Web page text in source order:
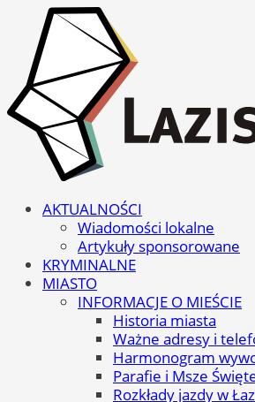
AKTUALNOŚCI
Wiadomości lokalne
Artykuły sponsorowane
KRYMINALNE
MIASTO
INFORMACJE O MIEŚCIE
Historia miasta
Ważne adresy i
Harmonogram
Parafie i Msze
Rozkłady jazdy w